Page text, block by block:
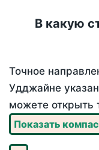
В какую
Точное
Удджайне
можете открыть
Показать